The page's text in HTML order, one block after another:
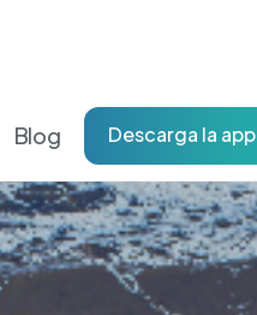
Blog Descarga la app